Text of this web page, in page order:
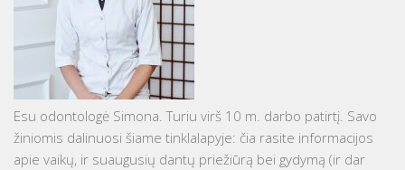
Esu odontologė Simona. Turiu virš 10 m. darbo patirtį. Savo
žiniomis dalinuosi šiame tinklalapyje: čia rasite informacijos
apie vaikų, ir suaugusių dantų priežiūrą bei gydymą (ir dar